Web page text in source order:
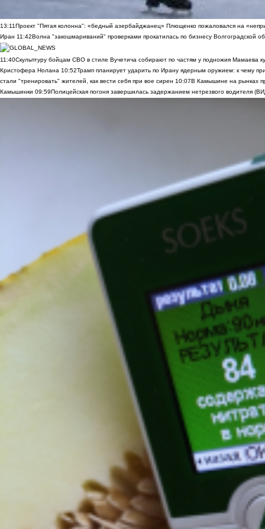
13:11Проект "Пятая колонна": «бедный азербайджанец» Плющенко пожаловался на
Иран 11:42Волна "закошмариваний" проверками прокатилась по бизнесу Волгоградской
11:40Скульптуру бойцам СВО в стиле Вучетича собирают по частям у подножия Мамаева
Кристофера Нолана 10:52Трамп планирует ударить по Ирану ядерным оружием: к чему
стали "тренировать" жителей, как вести себя при вое сирен 10:07В Камышине на рынках
Камышинки 09:59Полицейская погоня завершилась задержанием нетрезвого водителя